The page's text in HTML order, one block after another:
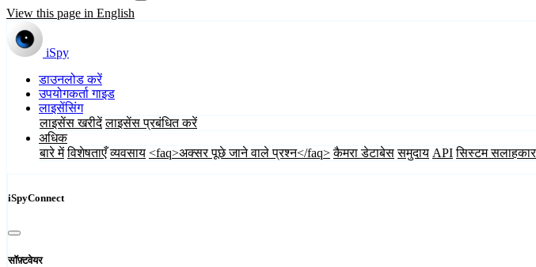
View this page in English
iSpy
डाउनलोड करें
उपयोगकर्ता गाइड
लाइसेंसिंग
लाइसेंस खरीदें लाइसेंस प्रबंधित करें
अधिक
बारे में विशेषताएँ व्यवसाय <faq>अक्सर पूछे जाने वाले प्रश्न</faq> कैमरा डेटाबेस समुदाय API सिस्टम सलाहकार
iSpyConnect
सॉफ़्टवेयर